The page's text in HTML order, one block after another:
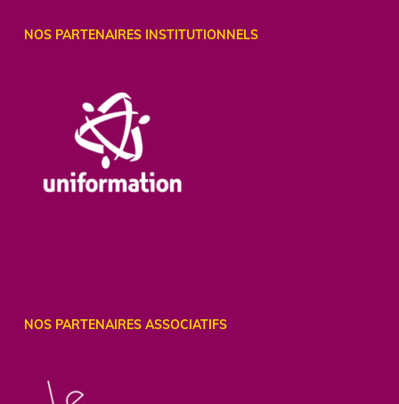
NOS PARTENAIRES INSTITUTIONNELS
NOS PARTENAIRES ASSOCIATIFS